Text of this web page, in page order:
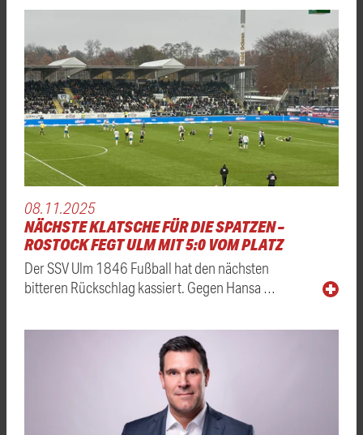
08.11.2025
NÄCHSTE KLATSCHE FÜR DIE SPATZEN –
ROSTOCK FEGT ULM MIT 5:0 VOM PLATZ
Der SSV Ulm 1846 Fußball hat den nächsten
bitteren Rückschlag kassiert. Gegen Hansa …